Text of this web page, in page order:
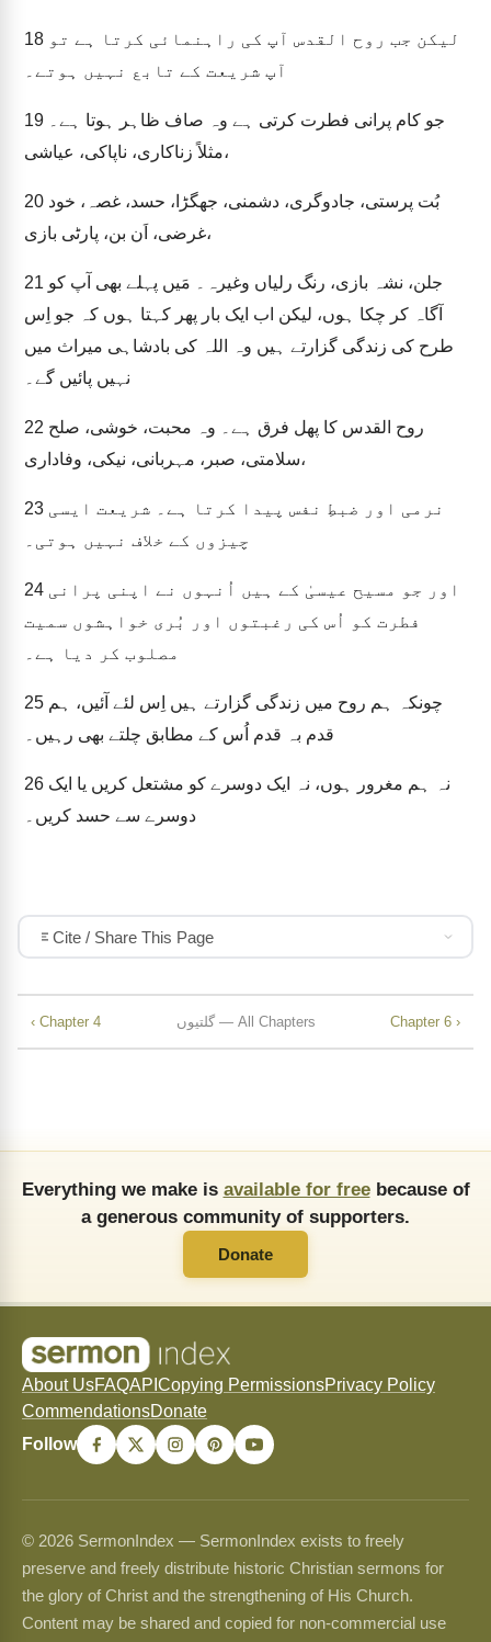
18
آپ شریعت کے تابع نہیں ہوتے۔
19
مثلاً زناکاری، ناپاکی، عیاشی،
20
غرضی، اَن بن، پارٹی بازی،
21
آگاہ کر چکا ہوں، لیکن اب ایک بار پھر کہتا ہوں کہ جو اِس
طرح کی زندگی گزارتے ہیں وہ اللہ کی بادشاہی میراث میں
نہیں پائیں گے۔
22
سلامتی، صبر، مہربانی، نیکی، وفاداری،
23
چیزوں کے خلاف نہیں ہوتی۔
24
فطرت کو اُس کی رغبتوں اور بُری خواہشوں سمیت
مصلوب کر دیا ہے۔
25
قدم بہ قدم اُس کے مطابق چلتے بھی رہیں۔
26
دوسرے سے حسد کریں۔
Cite / Share This Page
‹ Chapter 4 گلتیوں — All Chapters Chapter 6 ›
Everything we make is available for freebecause of
a generous community of supporters.
Donate
About UsFAQAPI Copying PermissionsPrivacy Policy
CommendationsDonate
Follow
© 2026 SermonIndex — SermonIndex exists to freely
preserve and freely distribute historic Christian sermons for
the glory of Christ and the strengthening of His Church.
Content may be shared and copied for non-commercial use